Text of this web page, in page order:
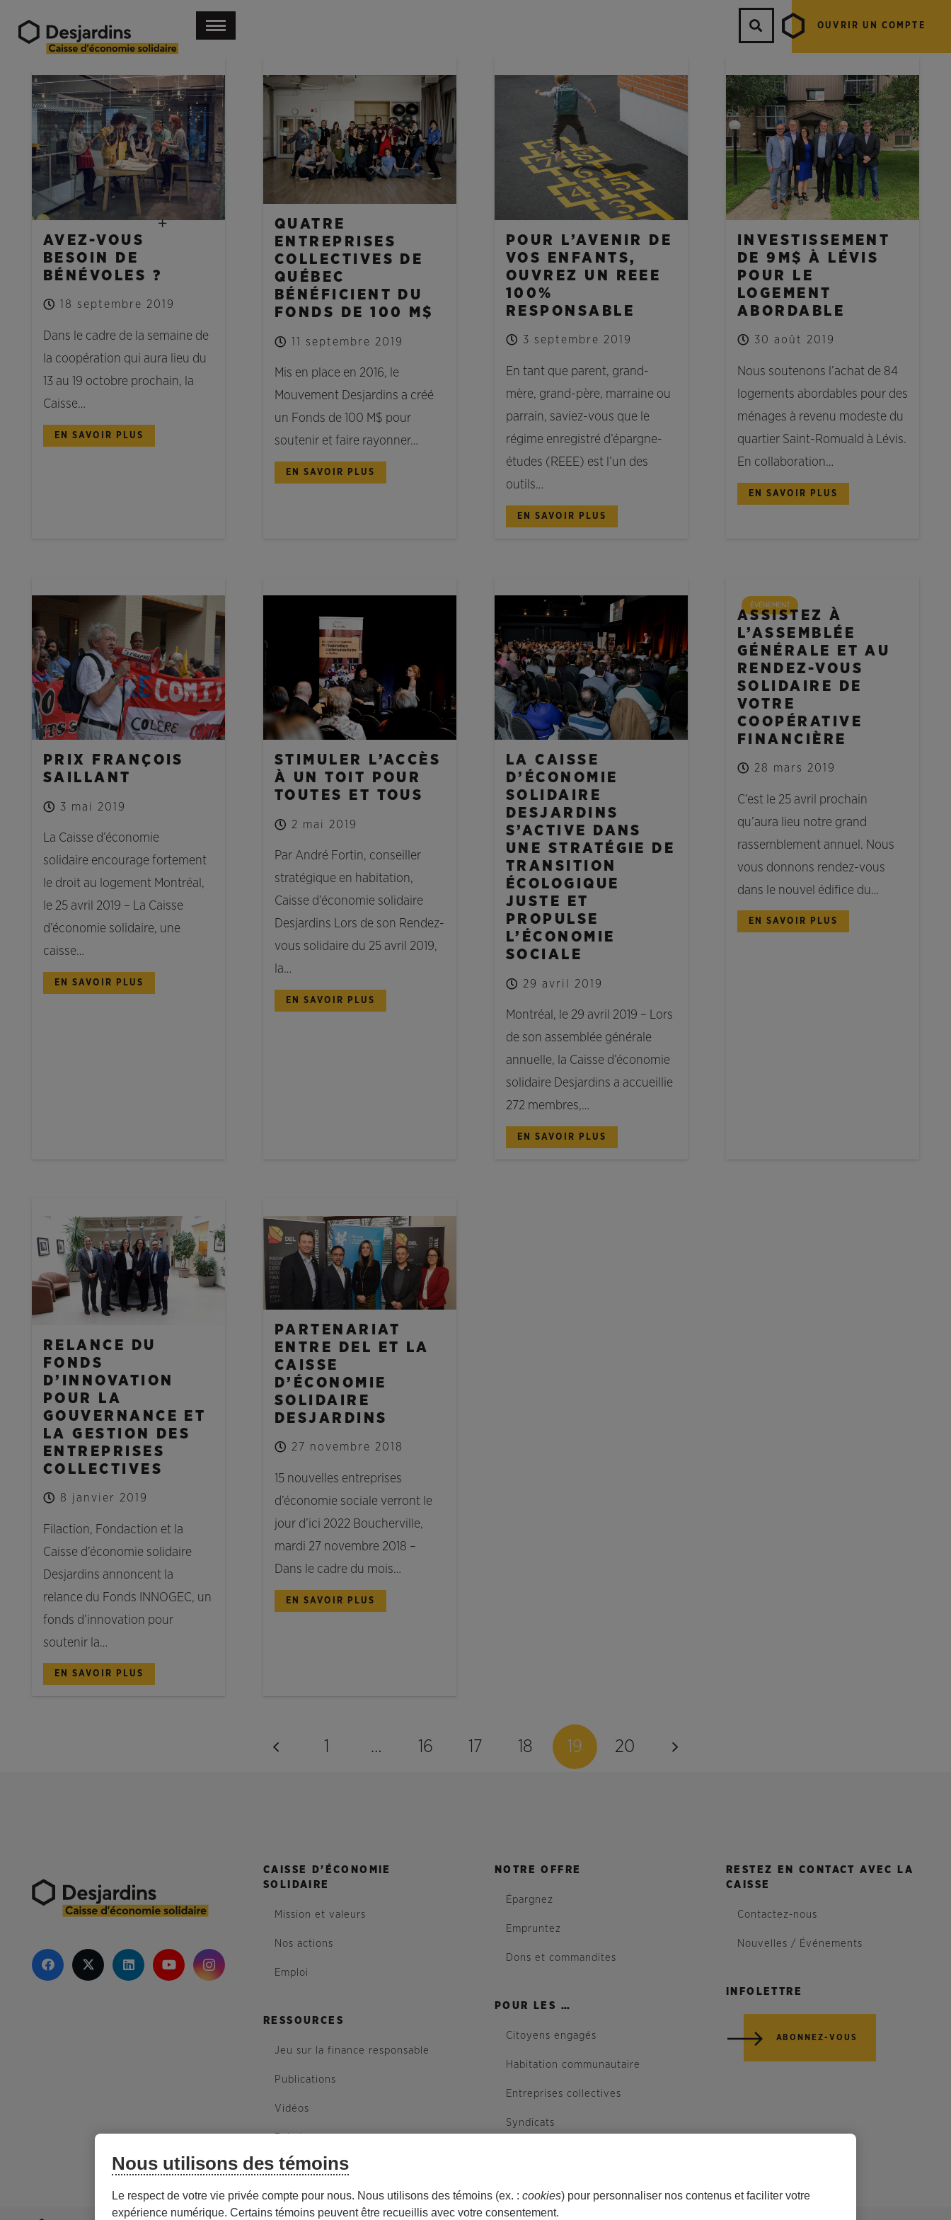
OUVRIR UN COMPTE
NOUVELLES
AVEZ-VOUS
BESOIN DE
BÉNÉVOLES ?
18 septembre 2019
Dans le cadre de la semaine de
la coopération qui aura lieu du
13 au 19 octobre prochain, la
Caisse…
EN SAVOIR PLUS
NOUVELLES
QUATRE
ENTREPRISES
COLLECTIVES DE
QUÉBEC
BÉNÉFICIENT DU
FONDS DE 100 M$
11 septembre 2019
Mis en place en 2016, le
Mouvement Desjardins a créé
un Fonds de 100 M$ pour
soutenir et faire rayonner…
EN SAVOIR PLUS
NOUVELLES
POUR L’AVENIR DE
VOS ENFANTS,
OUVREZ UN REEE
100%
RESPONSABLE
3 septembre 2019
En tant que parent, grand-
mère, grand-père, marraine ou
parrain, saviez-vous que le
régime enregistré d’épargne-
études (REEE) est l’un des
outils…
EN SAVOIR PLUS
NOUVELLES
INVESTISSEMENT
DE 9M$ À LÉVIS
POUR LE
LOGEMENT
ABORDABLE
30 août 2019
Nous soutenons l’achat de 84
logements abordables pour des
ménages à revenu modeste du
quartier Saint-Romuald à Lévis.
En collaboration…
EN SAVOIR PLUS
PRIX FRANÇOIS
SAILLANT
3 mai 2019
La Caisse d’économie
solidaire encourage fortement
le droit au logement Montréal,
le 25 avril 2019 – La Caisse
d’économie solidaire, une
caisse…
EN SAVOIR PLUS
STIMULER L’ACCÈS
À UN TOIT POUR
TOUTES ET TOUS
2 mai 2019
Par André Fortin, conseiller
stratégique en habitation,
Caisse d’économie solidaire
Desjardins Lors de son Rendez-
vous solidaire du 25 avril 2019,
la…
EN SAVOIR PLUS
LA CAISSE
D’ÉCONOMIE
SOLIDAIRE
DESJARDINS
S’ACTIVE DANS
UNE STRATÉGIE DE
TRANSITION
ÉCOLOGIQUE
JUSTE ET
PROPULSE
L’ÉCONOMIE
SOCIALE
29 avril 2019
Montréal, le 29 avril 2019 – Lors
de son assemblée générale
annuelle, la Caisse d’économie
solidaire Desjardins a accueillie
272 membres,…
EN SAVOIR PLUS
ÉVÉNEMENT
ASSISTEZ À
L’ASSEMBLÉE
GÉNÉRALE ET AU
RENDEZ-VOUS
SOLIDAIRE DE
VOTRE
COOPÉRATIVE
FINANCIÈRE
28 mars 2019
C’est le 25 avril prochain
qu’aura lieu notre grand
rassemblement annuel. Nous
vous donnons rendez-vous
dans le nouvel édifice du…
EN SAVOIR PLUS
NOUVELLES
RELANCE DU
FONDS
D’INNOVATION
POUR LA
GOUVERNANCE ET
LA GESTION DES
ENTREPRISES
COLLECTIVES
8 janvier 2019
Filaction, Fondaction et la
Caisse d’économie solidaire
Desjardins annoncent la
relance du Fonds INNOGEC, un
fonds d’innovation pour
soutenir la…
EN SAVOIR PLUS
PARTENARIAT
ENTRE DEL ET LA
CAISSE
D’ÉCONOMIE
SOLIDAIRE
DESJARDINS
27 novembre 2018
15 nouvelles entreprises
d’économie sociale verront le
jour d’ici 2022 Boucherville,
mardi 27 novembre 2018 –
Dans le cadre du mois…
EN SAVOIR PLUS
1 … 16 17 18 19 20
CAISSE D’ÉCONOMIE
SOLIDAIRE
Mission et valeurs
Nos actions
Emploi
RESSOURCES
Jeu sur la finance responsable
Publications
Vidéos
Balados
Plan du site
NOTRE OFFRE
Épargnez
Empruntez
Dons et commandites
POUR LES …
Citoyens engagés
Habitation communautaire
Entreprises collectives
Syndicats
RESTEZ EN CONTACT AVEC LA
CAISSE
Contactez-nous
Nouvelles / Événements
INFOLETTRE
ABONNEZ-VOUS
Nous utilisons des témoins
Le respect de votre vie privée compte pour nous. Nous utilisons des témoins (ex. :cookies) pour personnaliser nos contenus et faciliter votre
expérience numérique. Certains témoins peuvent être recueillis avec votre consentement.